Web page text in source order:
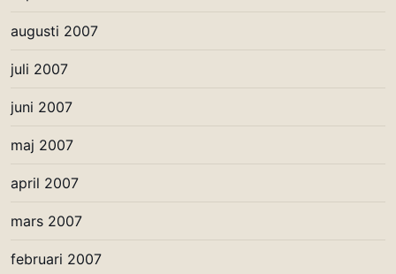
augusti 2007
juli 2007
juni 2007
maj 2007
april 2007
mars 2007
februari 2007